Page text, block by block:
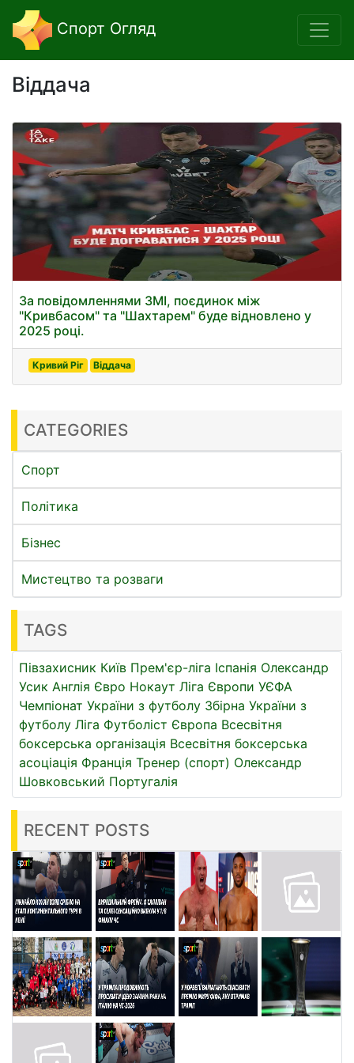
Спорт Огляд
Віддача
За повідомленнями ЗМІ, поєдинок між
"Кривбасом" та "Шахтарем" буде відновлено у
2025 році.
Кривий Ріг Віддача
CATEGORIES
Спорт
Політика
Бізнес
Мистецтво та розваги
TAGS
Півзахисник Київ Прем'єр-ліга Іспанія Олександр
Усик Англія Євро Нокаут Ліга Європи УЄФА
Чемпіонат України з футболу Збірна України з
футболу Ліга Футболіст Європа Всесвітня
боксерська організація Всесвітня боксерська
асоціація Франція Тренер (спорт) Олександр
Шовковський Португалія
RECENT POSTS